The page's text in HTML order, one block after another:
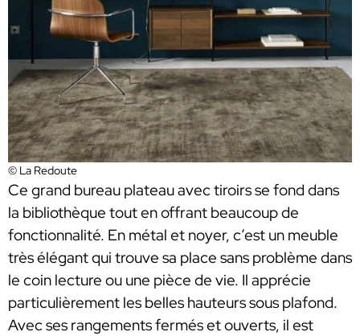
© La Redoute
Ce grand bureau plateau avec tiroirs se fond dans
la bibliothèque tout en offrant beaucoup de
fonctionnalité. En métal et noyer, c’est un meuble
très élégant qui trouve sa place sans problème dans
le coin lecture ou une pièce de vie. Il apprécie
particulièrement les belles hauteurs sous plafond.
Avec ses rangements fermés et ouverts, il est